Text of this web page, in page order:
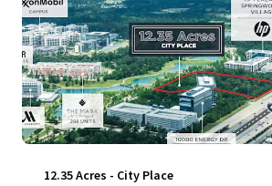
12.35 Acres - City Place